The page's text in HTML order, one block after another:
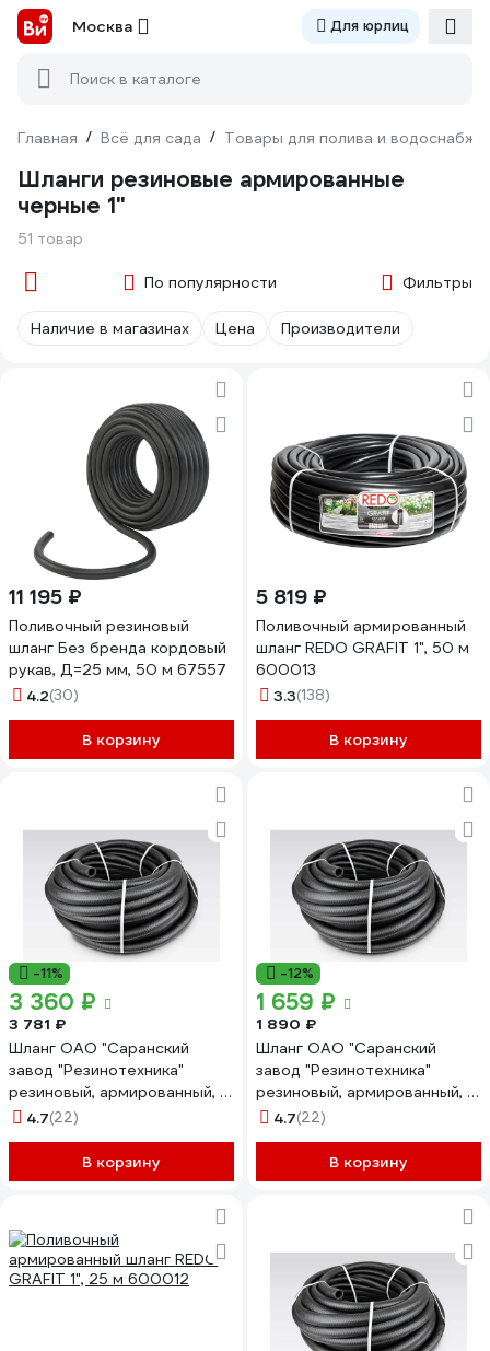
Москва Для юрлиц
Поиск в каталоге
Главная / Всё для сада / Товары для полива и
Шланги резиновые армированные
черные 1"
51 товар
По популярности Фильтры
Наличие в магазинах Цена Производители
11 195 ₽
Поливочный резиновый
шланг Без бренда кордовый
рукав, Д=25 мм, 50 м 67557
4.2(30)
В корзину
5 819 ₽
Поливочный армированный
шланг REDO GRAFIT 1", 50 м
600013
3.3(138)
В корзину
-11%
3 360 ₽
3 781 ₽
Шланг ОАО "Саранский
завод "Резинотехника"
резиновый, армированный, д.
25мм 4 Атм СзРТ (рукав)
0,4-В 20м
4.7(22)
В корзину
-12%
1 659 ₽
1 890 ₽
Шланг ОАО "Саранский
завод "Резинотехника"
резиновый, армированный, д.
25мм 4 Атм СзРТ (рукав)
4.7(22)
В корзину